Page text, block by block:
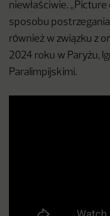
niewłaściwie.
sposobu postrzegania
również w związku z
2024 roku w Paryżu,
Paralimpijskimi.